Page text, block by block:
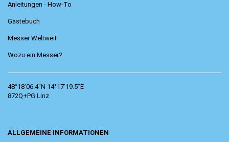
Anleitungen - How-To
Gästebuch
Messer Weltweit
Wozu ein Messer?
48°18'06.4"N 14°17'19.5"E
872Q+PG Linz
ALLGEMEINE INFORMATIONEN